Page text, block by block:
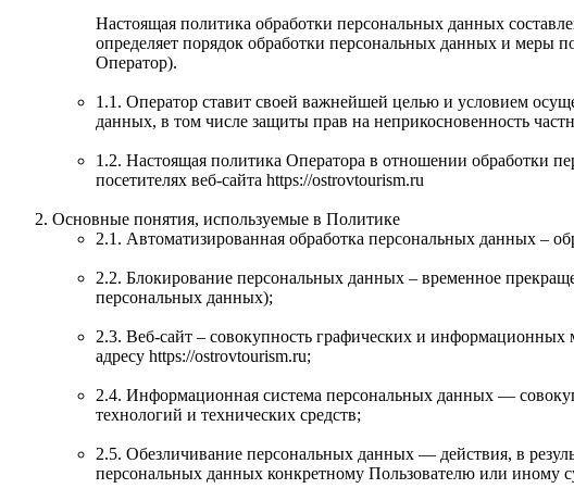
Настоящая политика обработки персональных данных
определяет порядок обработки персональных данных и
Оператор).
1.1. Оператор ставит своей важнейшей целью и условием
данных, в том числе защиты прав на неприкосновенность
1.2. Настоящая политика Оператора в отношении обработки
посетителях веб-сайта https://ostrovtourism.ru
Основные понятия, используемые в Политике
2.1. Автоматизированная обработка персональных данных –
2.2. Блокирование персональных данных – временное
персональных данных);
2.3. Веб-сайт – совокупность графических и
адресу https://ostrovtourism.ru;
2.4. Информационная система персональных данных —
технологий и технических средств;
2.5. Обезличивание персональных данных — действия, в
персональных данных конкретному Пользователю или иному